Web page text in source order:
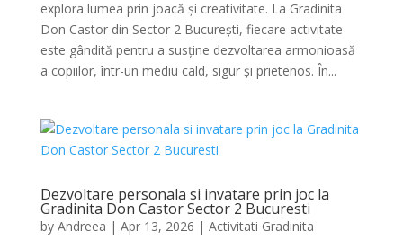
explora lumea prin joacă și creativitate. La Gradinita
Don Castor din Sector 2 București, fiecare activitate
este gândită pentru a susține dezvoltarea armonioasă
a copiilor, într-un mediu cald, sigur și prietenos. În...
Dezvoltare personala si invatare prin joc la
Gradinita Don Castor Sector 2 Bucuresti
by Andreea | Apr 13, 2026 | Activitati Gradinita